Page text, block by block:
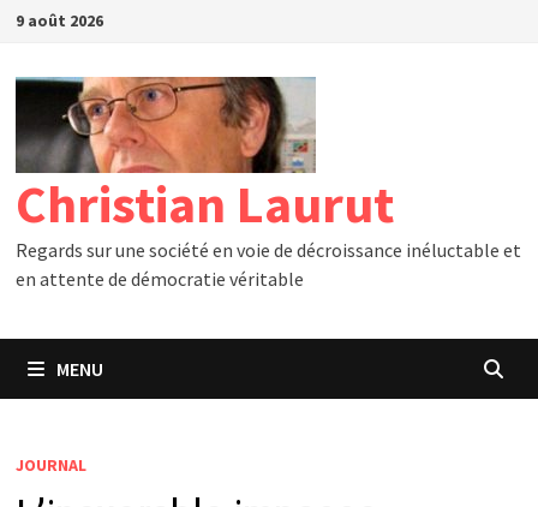
Passer
contenu
9 août 2026
Christian Laurut
Regards sur une société en voie de décroissance inéluctable et
en attente de démocratie véritable
MENU
JOURNAL